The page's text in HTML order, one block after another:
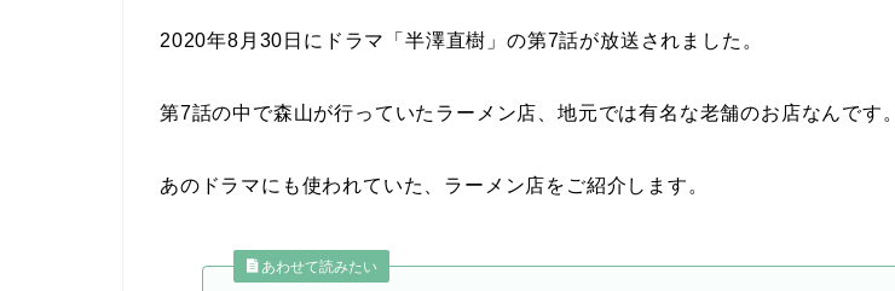
2020年8月30日にドラマ「半澤直樹」の第7話が放送されました。
第7話の中で森山が行っていたラーメン店、地元では有名な老舗のお店なんです。
あのドラマにも使われていた、ラーメン店をご紹介します。
あわせて読みたい